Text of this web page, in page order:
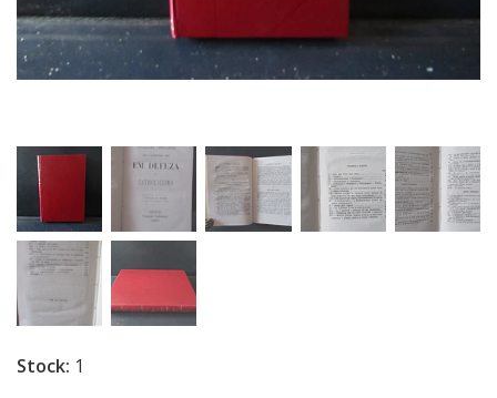
Stock: 1